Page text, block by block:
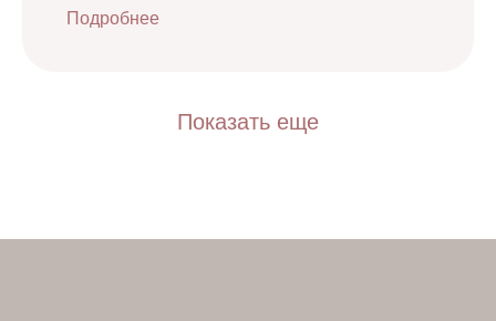
Подробнее
Показать еще